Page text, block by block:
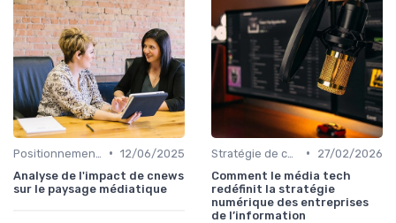
• 12/06/2025
Analyse de l'impact de cnews
sur le paysage médiatique
•
27/02/2026
Comment le média tech
redéfinit la stratégie
numérique des entreprises
de l’information